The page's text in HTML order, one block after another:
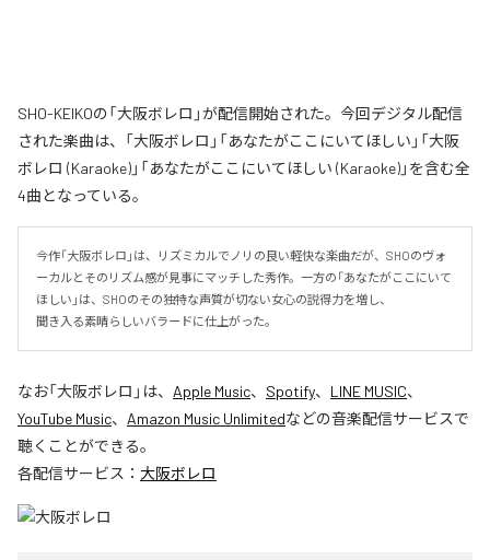
SHO-KEIKOの「大阪ボレロ」が配信開始された。今回デジタル配信
された楽曲は、「大阪ボレロ」「あなたがここにいてほしい」「大阪
ボレロ (Karaoke)」「あなたがここにいてほしい (Karaoke)」を含む全
4曲となっている。
今作「大阪ボレロ」は、リズミカルでノリの良い軽快な楽曲だが、SHOのヴォ
ーカルとそのリズム感が見事にマッチした秀作。一方の「あなたがここにいて
ほしい」は、SHOのその独特な声質が切ない女心の説得力を増し、
聞き入る素晴らしいバラードに仕上がった。
なお「大阪ボレロ 」は、 Apple Music、 Spotify、 LINE MUSIC、
YouTube Music、 Amazon Music Unlimitedなどの音楽配信サービスで
聴くことができる。
各配信サービス： 大阪ボレロ